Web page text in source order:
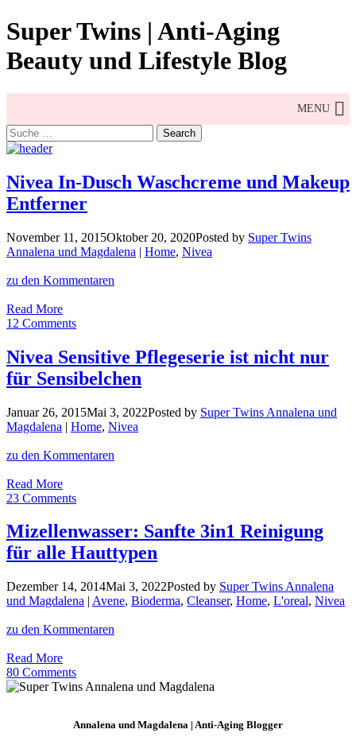
Skip
to
content
Super Twins | Anti-Aging
Beauty und Lifestyle Blog
MENU
Search
for:
Nivea In-Dusch Waschcreme und Makeup
Entferner
November 11, 2015Oktober 20, 2020Posted by Super Twins
Annalena und Magdalena | Home, Nivea
zu den Kommentaren
Read MoreNivea
In-
Waschcreme
und
Makeup
12 Comments
Nivea Sensitive Pflegeserie ist nicht nur
für Sensibelchen
Januar 26, 2015Mai 3, 2022Posted by Super Twins Annalena und
Magdalena | Home, Nivea
zu den Kommentaren
Read MoreNivea
Sensitive
ist
nicht
nur
Sensibelchen
23 Comments
Mizellenwasser: Sanfte 3in1 Reinigung
für alle Hauttypen
Dezember 14, 2014Mai 3, 2022Posted by Super Twins Annalena
und Magdalena | Avene, Bioderma, Cleanser, Home, L'oreal, Nivea
zu den Kommentaren
Read MoreMizellenwasser:
Sanfte
3in1
alle
80 Comments
Annalena und Magdalena | Anti-Aging Blogger